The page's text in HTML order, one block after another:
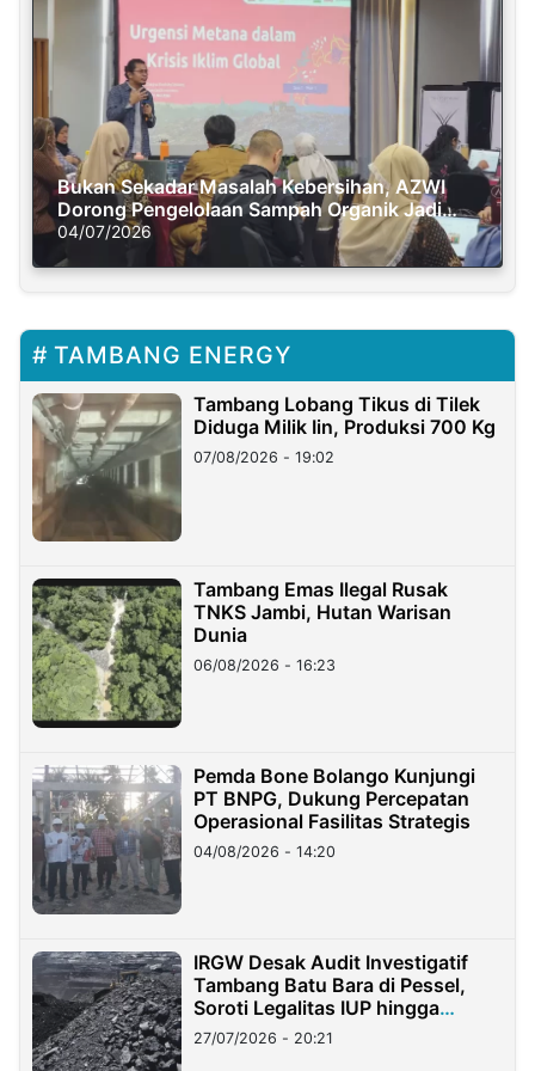
Bukan Sekadar Masalah Kebersihan, AZWI
Dorong Pengelolaan Sampah Organik Jadi
Solusi Krisis Iklim
04/07/2026
TAMBANG ENERGY
Tambang Lobang Tikus di Tilek
Diduga Milik Iin, Produksi 700 Kg
07/08/2026 - 19:02
Tambang Emas Ilegal Rusak
TNKS Jambi, Hutan Warisan
Dunia
06/08/2026 - 16:23
Pemda Bone Bolango Kunjungi
PT BNPG, Dukung Percepatan
Operasional Fasilitas Strategis
04/08/2026 - 14:20
IRGW Desak Audit Investigatif
Tambang Batu Bara di Pessel,
Soroti Legalitas IUP hingga
Stockpile
27/07/2026 - 20:21